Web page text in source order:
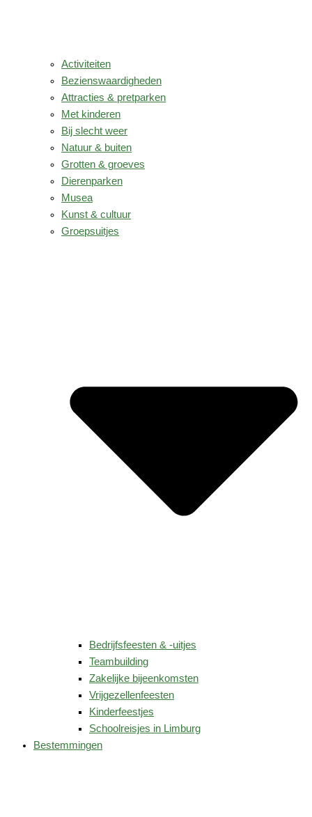
Activiteiten
Bezienswaardigheden
Attracties & pretparken
Met kinderen
Bij slecht weer
Natuur & buiten
Grotten & groeves
Dierenparken
Musea
Kunst & cultuur
Groepsuitjes
Bedrijfsfeesten & -uitjes
Teambuilding
Zakelijke bijeenkomsten
Vrijgezellenfeesten
Kinderfeestjes
Schoolreisjes in Limburg
Bestemmingen